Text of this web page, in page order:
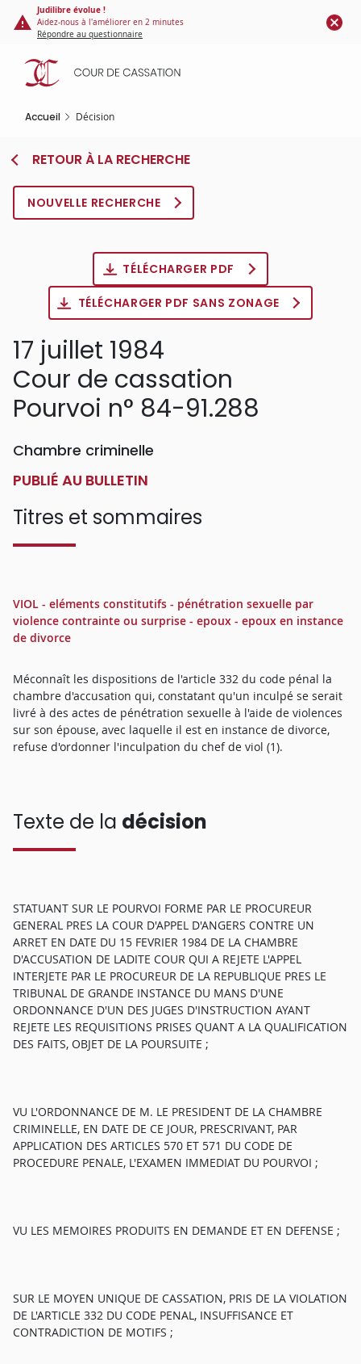
Panneau de gestion des cookies
contenu
principal
Judilibre évolue !
Aidez-nous à l'améliorer en 2 minutes
Répondre au questionnaire
Accueil Décision
RETOUR À LA RECHERCHE
NOUVELLE RECHERCHE
TÉLÉCHARGER PDF
TÉLÉCHARGER PDF SANS ZONAGE
17 juillet 1984
Cour de cassation
Pourvoi n° 84-91.288
Chambre criminelle
PUBLIÉ AU BULLETIN
Titres et sommaires
VIOL - eléments constitutifs - pénétration sexuelle par
violence contrainte ou surprise - epoux - epoux en instance
de divorce
Méconnaît les dispositions de l'article 332 du code pénal la
chambre d'accusation qui, constatant qu'un inculpé se serait
livré à des actes de pénétration sexuelle à l'aide de violences
sur son épouse, avec laquelle il est en instance de divorce,
refuse d'ordonner l'inculpation du chef de viol (1).
Texte de la décision
STATUANT SUR LE POURVOI FORME PAR LE PROCUREUR
GENERAL PRES LA COUR D'APPEL D'ANGERS CONTRE UN
ARRET EN DATE DU 15 FEVRIER 1984 DE LA CHAMBRE
D'ACCUSATION DE LADITE COUR QUI A REJETE L'APPEL
INTERJETE PAR LE PROCUREUR DE LA REPUBLIQUE PRES LE
TRIBUNAL DE GRANDE INSTANCE DU MANS D'UNE
ORDONNANCE D'UN DES JUGES D'INSTRUCTION AYANT
REJETE LES REQUISITIONS PRISES QUANT A LA QUALIFICATION
DES FAITS, OBJET DE LA POURSUITE ;
VU L'ORDONNANCE DE M. LE PRESIDENT DE LA CHAMBRE
CRIMINELLE, EN DATE DE CE JOUR, PRESCRIVANT, PAR
APPLICATION DES ARTICLES 570 ET 571 DU CODE DE
PROCEDURE PENALE, L'EXAMEN IMMEDIAT DU POURVOI ;
VU LES MEMOIRES PRODUITS EN DEMANDE ET EN DEFENSE ;
SUR LE MOYEN UNIQUE DE CASSATION, PRIS DE LA VIOLATION
DE L'ARTICLE 332 DU CODE PENAL, INSUFFISANCE ET
CONTRADICTION DE MOTIFS ;